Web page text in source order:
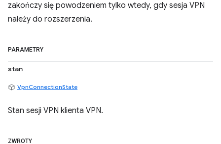
zakończy się powodzeniem tylko wtedy, gdy sesja VPN
należy do rozszerzenia.
PARAMETRY
stan
VpnConnectionState
Stan sesji VPN klienta VPN.
ZWROTY